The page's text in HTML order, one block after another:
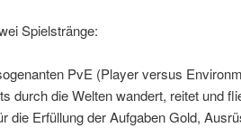
Spielstränge:
PvE (Player versus
durch die Welten wandert, reitet und
die Erfüllung der Aufgaben Gold,